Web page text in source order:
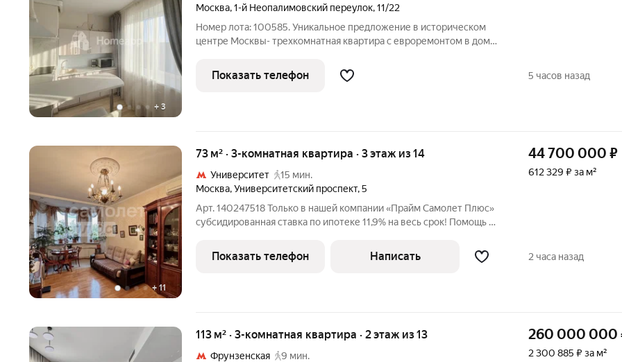
+ 3
Москва,1-й Неопалимовский переулок,11/22
Номер лота: 100585. Уникальное предложение в историческом
центре Москвы- трехкомнатная квартира с евроремонтом в доме
уютной обстановке тихого переулка. Свежий евроремонт дает
возможность
Показать телефон 5 часов назад
+ 11
73 м² · 3-комнатная квартира · 3 этаж из 14
Университет
15 мин.
Москва,Университетский проспект,5
Арт. 140247518 Только в нашей компании «Прайм Самолет Плюс»
субсидированная ставка по ипотеке 11,9% на весь срок! Помощь в
брокера и полное юридическое сопровождение сделки. Покупая
квартиру с нами,
44 700 000 ₽
612 329 ₽ за м²
Показать телефон Написать 2 часа назад
113 м² · 3-комнатная квартира · 2 этаж из 13
Фрунзенская
9 мин.
260 000 000
2 300 885 ₽ за м²